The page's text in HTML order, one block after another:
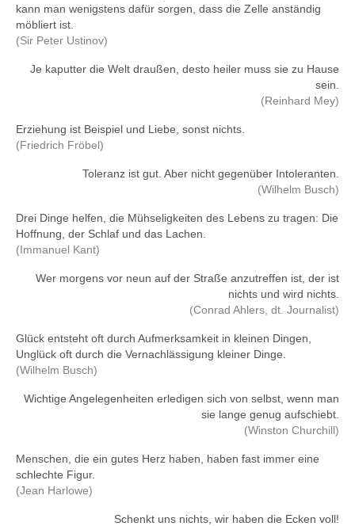
kann man wenigstens dafür sorgen, dass die Zelle anständig
möbliert ist.
(Sir Peter Ustinov)
Je kaputter die Welt draußen, desto heiler muss sie zu Hause
sein.
(Reinhard Mey)
Erziehung ist Beispiel und Liebe, sonst nichts.
(Friedrich Fröbel)
Toleranz ist gut. Aber nicht gegenüber Intoleranten.
(Wilhelm Busch)
Drei Dinge helfen, die Mühseligkeiten des Lebens zu tragen: Die
Hoffnung, der Schlaf und das Lachen.
(Immanuel Kant)
Wer morgens vor neun auf der Straße anzutreffen ist, der ist
nichts und wird nichts.
(Conrad Ahlers, dt. Journalist)
Glück entsteht oft durch Aufmerksamkeit in kleinen Dingen,
Unglück oft durch die Vernachlässigung kleiner Dinge.
(Wilhelm Busch)
Wichtige Angelegenheiten erledigen sich von selbst, wenn man
sie lange genug aufschiebt.
(Winston Churchill)
Menschen, die ein gutes Herz haben, haben fast immer eine
schlechte Figur.
(Jean Harlowe)
Schenkt uns nichts, wir haben die Ecken voll!